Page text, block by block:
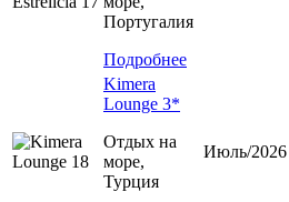
Португалия
Подробнее
Kimera
Lounge 3*
Отдых на
море,
Турция
Июль/2026